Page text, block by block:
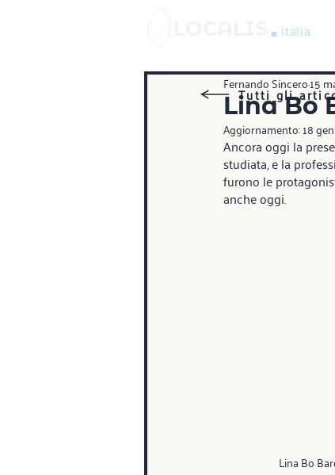
. italia
Lina Bo
Fernando Sincero15
Aggiornamento:18
Ancora oggi la
studiata, e la
furono le
anche oggi.
Lina Bo
Tutti gli